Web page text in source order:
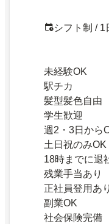
シフト制 / 1
未経験OK
駅チカ
髪型髪色自由
学生歓迎
週2・3日から
土日祝のみOK
18時までに退
残業手当あり
正社員登用あり
副業OK
社会保険完備